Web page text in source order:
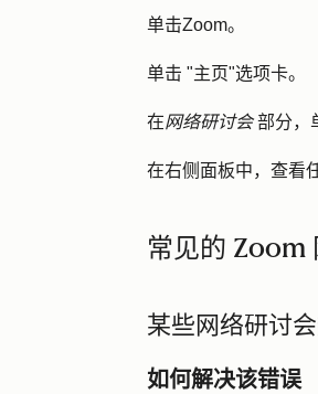
单击Zoom。
单击 "主页"选项卡。
在网络研讨会部分，
在右侧面板中，查看
常见的 Zoom
某些网络研讨
如何解决该错误